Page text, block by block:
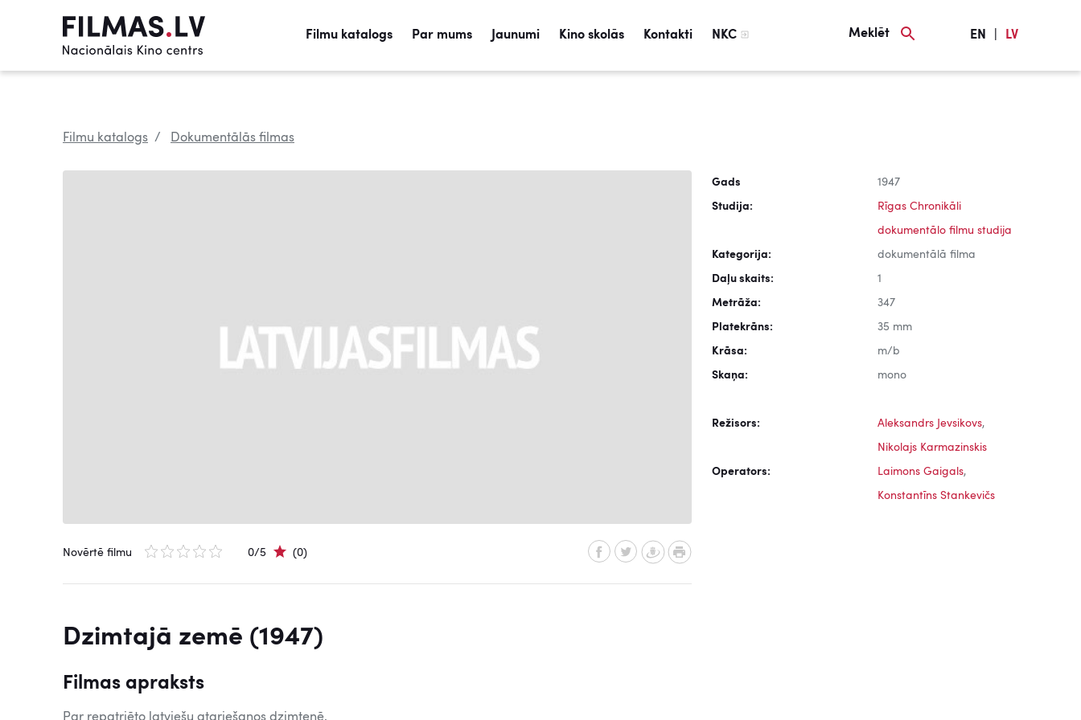
Filmu katalogs Par mums Jaunumi Kino skolās Kontakti NKC Meklēt EN LV
Filmu katalogs Dokumentālās filmas
Novērtē filmu 0/5 (0)
Dzimtajā zemē (1947)
Filmas apraksts
Gads 1947
Studija: Rīgas Chronikāli
dokumentālo filmu studija
Kategorija: dokumentālā filma
Daļu skaits: 1
Metrāža: 347
Platekrāns: 35 mm
Krāsa: m/b
Skaņa: mono
Režisors: Aleksandrs Jevsikovs,
Nikolajs Karmazinskis
Operators: Laimons Gaigals,
Konstantīns Stankevičs